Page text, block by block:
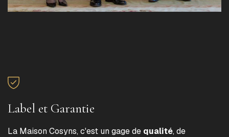
Label et Garantie
La Maison Cosyns, c'est un gage de qualité, de